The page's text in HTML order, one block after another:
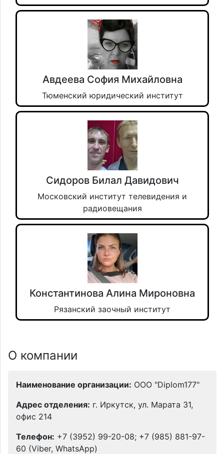
Авдеева София Михайловна
Тюменский юридический институт
Сидоров Билал Давидович
Московский институт телевидения и
радиовещания
Константинова Алина Мироновна
Рязанский заочный институт
О компании
Наименование организации: ООО "Diplom177"
Адрес отделения: г. Иркутск, ул. Марата 31,
офис 214
Телефон: +7 (3952) 99-20-08; +7 (985) 881-97-
60 (Viber, WhatsApp)